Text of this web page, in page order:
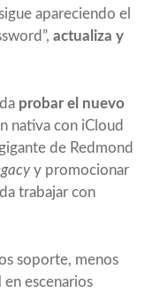
apareciendo el
actualiza y
probar el nuevo
nativa con iCloud
de Redmond
y promocionar
trabajar con
soporte, menos
en escenarios